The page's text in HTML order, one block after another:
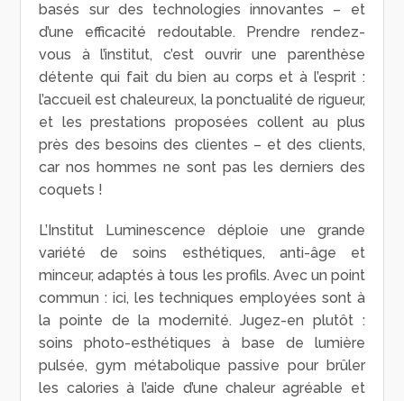
basés sur des technologies innovantes – et
d’une efficacité redoutable. Prendre rendez-
vous à l’institut, c’est ouvrir une parenthèse
détente qui fait du bien au corps et à l’esprit :
l’accueil est chaleureux, la ponctualité de rigueur,
et les prestations proposées collent au plus
près des besoins des clientes – et des clients,
car nos hommes ne sont pas les derniers des
coquets !
L’Institut Luminescence déploie une grande
variété de soins esthétiques, anti-âge et
minceur, adaptés à tous les profils. Avec un point
commun : ici, les techniques employées sont à
la pointe de la modernité. Jugez-en plutôt :
soins photo-esthétiques à base de lumière
pulsée, gym métabolique passive pour brûler
les calories à l’aide d’une chaleur agréable et